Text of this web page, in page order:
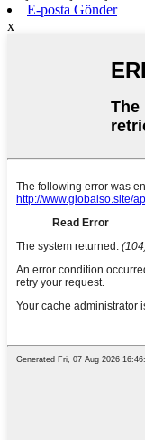
E-posta Gönder
x